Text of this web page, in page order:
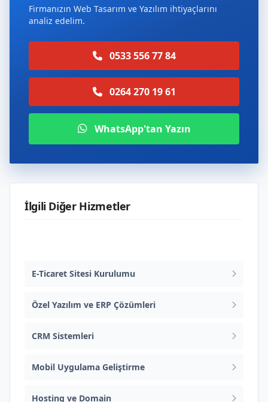
Firmanızın Web Tasarım ve Yazılım ihtiyaçlarını
analiz edelim.
0533 556 77 84
0264 270 19 61
WhatsApp'tan Yazın
İlgili Diğer Hizmetler
E-Ticaret Sitesi Kurulumu
Özel Yazılım ve ERP Çözümleri
CRM Sistemleri
Mobil Uygulama Geliştirme
Hosting ve Domain